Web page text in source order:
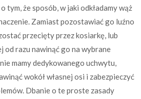
tym, że sposób, w jaki odkładamy wąż
Zamiast pozostawiać go luźno
przecięty przez kosiarkę, lub
od razu nawinąć go na wybrane
mamy dedykowanego uchwytu,
wokół własnej osi i zabezpieczyć
Dbanie o te proste zasady